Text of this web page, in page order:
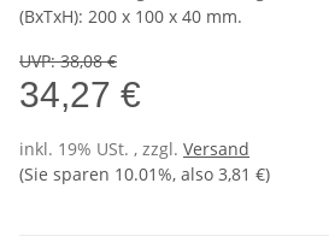
(BxTxH): 200 x 100 x 40 mm.
UVP:38,08 €
34,27 €
inkl. 19% USt. , zzgl. Versand
(Sie sparen 10.01%, also 3,81 €)